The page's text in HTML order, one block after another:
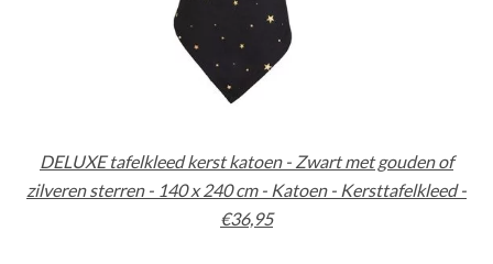
DELUXE tafelkleed kerst katoen - Zwart met gouden of
zilveren sterren - 140 x 240 cm - Katoen - Kersttafelkleed -
€36,95